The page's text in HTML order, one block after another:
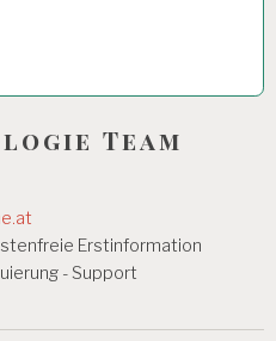
Team
Erstinformation
- Support